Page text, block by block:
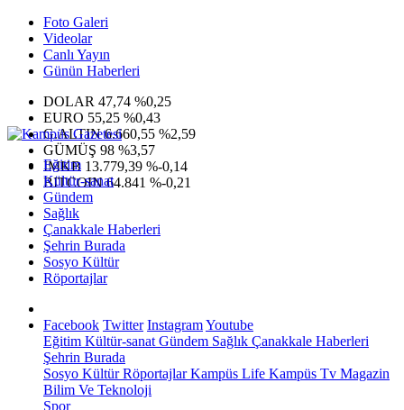
Foto Galeri
Videolar
Canlı Yayın
Günün Haberleri
DOLAR 47,74 %0,25
EURO 55,25 %0,43
G.ALTIN6.660,55 %2,59
GÜMÜŞ 98 %3,57
IMKB 13.779,39 %-0,14
BITCOIN64.841 %-0,21
Eğitim
Kültür-sanat
Gündem
Sağlık
Çanakkale Haberleri
Şehrin Burada
Sosyo Kültür
Röportajlar
Facebook Twitter InstagramYoutube
Eğitim Kültür-sanat Gündem Sağlık Çanakkale Haberleri
Şehrin Burada
Sosyo KültürRöportajlarKampüs Life Kampüs Tv Magazin
Bilim Ve Teknoloji
Spor